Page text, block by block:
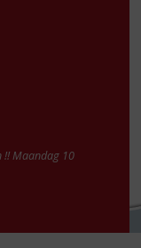
!! Maandag 10